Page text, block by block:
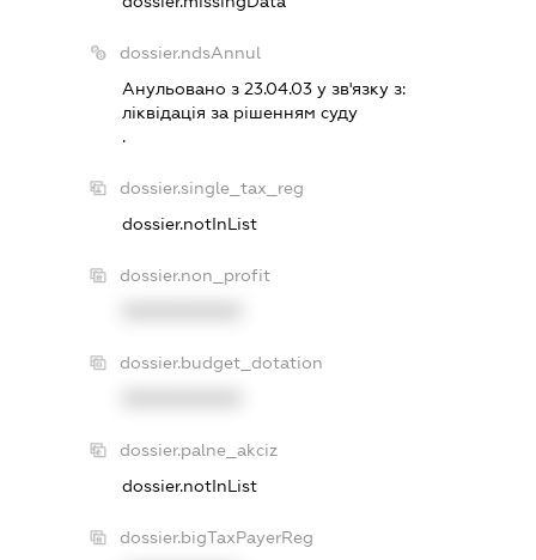
dossier.ndsAnnul
Анульовано з 23.04.03 у зв'язку з:
лiквiдацiя за рiшенням суду
.
dossier.single_tax_reg
dossier.notInList
dossier.non_profit
dossier.budget_dotation
dossier.palne_akciz
dossier.notInList
dossier.bigTaxPayerReg